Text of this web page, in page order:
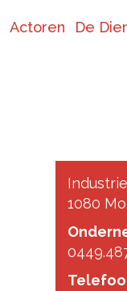
Actoren De
1080